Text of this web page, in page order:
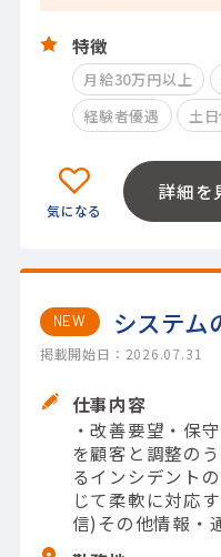
特徴
月給30万円以上
経験者優遇
土
詳細を
NEW システム
掲載開始日：2026.07.31
仕事内容
・改善要望・保
を顧客と調整の
るインシデント
じて柔軟に対応
信)その他情報・